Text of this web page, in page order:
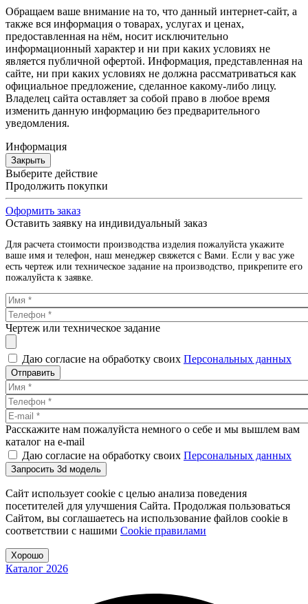
Обращаем ваше внимание на то, что данный интернет-сайт, а
также вся информация о товарах, услугах и ценах,
предоставленная на нём, носит исключительно
информационный характер и ни при каких условиях не
является публичной офертой. Информация, представленная на
сайте, ни при каких условиях не должна рассматриваться как
официальное предложение, сделанное какому-либо лицу.
Владелец сайта оставляет за собой право в любое время
изменить данную информацию без предварительного
уведомления.
Информация
Закрыть
Выберите действие
Продолжить покупки
Оформить заказ
Оставить заявку на индивидуальный заказ
Для расчета стоимости производства изделия пожалуйста укажите
ваше имя и телефон, наш менеджер свяжется с Вами. Если у вас уже
есть чертеж или техническое задание на производство, прикрепите его
пожалуйста к заявке.
Чертеж или техническое задание
Даю согласие на обработку своих Персональных данных
Отправить
Расскажите нам пожалуйста немного о себе и мы вышлем вам
каталог на e-mail
Даю согласие на обработку своих Персональных данных
Запросить 3d модель
Сайт использует cookie с целью анализа поведения
посетителей для улучшения Сайта. Продолжая пользоваться
Сайтом, вы соглашаетесь на использование файлов cookie в
соответствии с нашими Cookiе правилами
Хорошо
Каталог 2026